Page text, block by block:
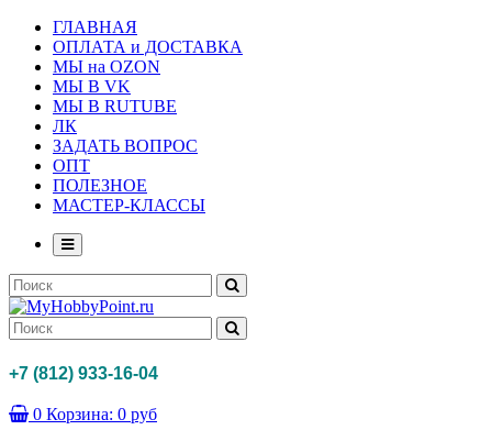
ГЛАВНАЯ
ОПЛАТА и ДОСТАВКА
МЫ на OZON
МЫ В VK
МЫ В RUTUBE
ЛК
ЗАДАТЬ ВОПРОС
ОПТ
ПОЛЕЗНОЕ
МАСТЕР-КЛАССЫ
+7 (812) 933-16-04
0 Корзина: 0 руб